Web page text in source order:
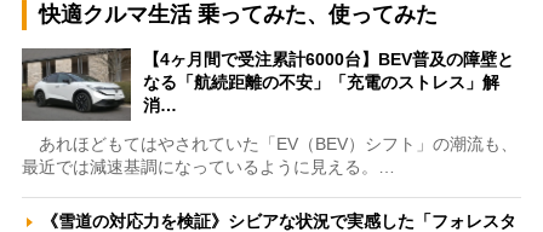
快適クルマ生活 乗ってみた、使ってみた
【4ヶ月間で受注累計6000台】BEV普及の障壁と
なる「航続距離の不安」「充電のストレス」解
消…
あれほどもてはやされていた「EV（BEV）シフト」の潮流も、
最近では減速基調になっているように見える。…
《雪道の対応力を検証》シビアな状況で実感した「フォレスタ